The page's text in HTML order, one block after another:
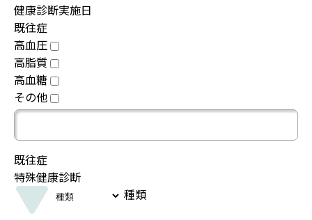
健康診断実施日
既往症
高血圧
高脂質
高血糖
その他
既往症
特殊健康診断
種類